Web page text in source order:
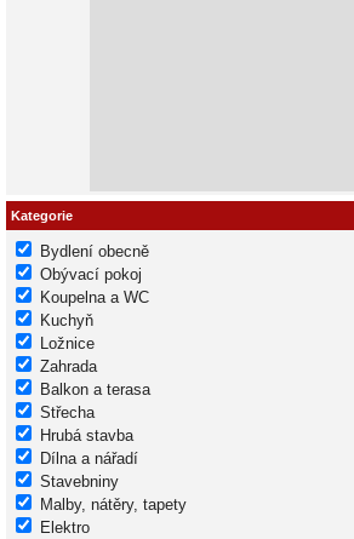
Kategorie
Bydlení obecně
Obývací pokoj
Koupelna a WC
Kuchyň
Ložnice
Zahrada
Balkon a terasa
Střecha
Hrubá stavba
Dílna a nářadí
Stavebniny
Malby, nátěry, tapety
Elektro